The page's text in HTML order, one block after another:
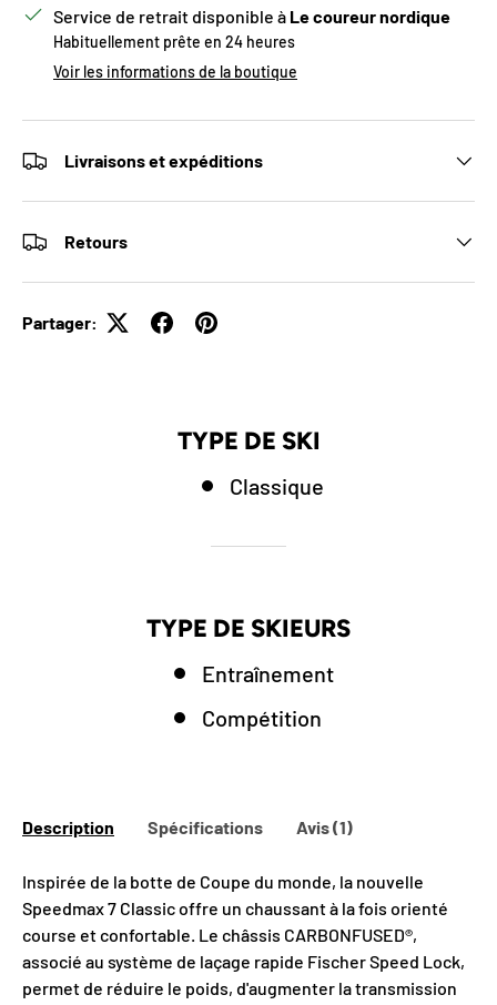
Service de retrait disponible à Le coureur nordique
Habituellement prête en 24 heures
Voir les informations de la boutique
Livraisons et expéditions
Retours
Partager:
TYPE DE SKI
Classique
TYPE DE SKIEURS
Entraînement
Compétition
Description Spécifications Avis (1)
Inspirée de la botte de Coupe du monde, la nouvelle
Speedmax 7 Classic offre un chaussant à la fois orienté
course et confortable. Le châssis CARBONFUSED®,
associé au système de laçage rapide Fischer Speed Lock,
permet de réduire le poids, d'augmenter la transmission
OBTENEZ 10% DE
RABAIS SUR VOTRE